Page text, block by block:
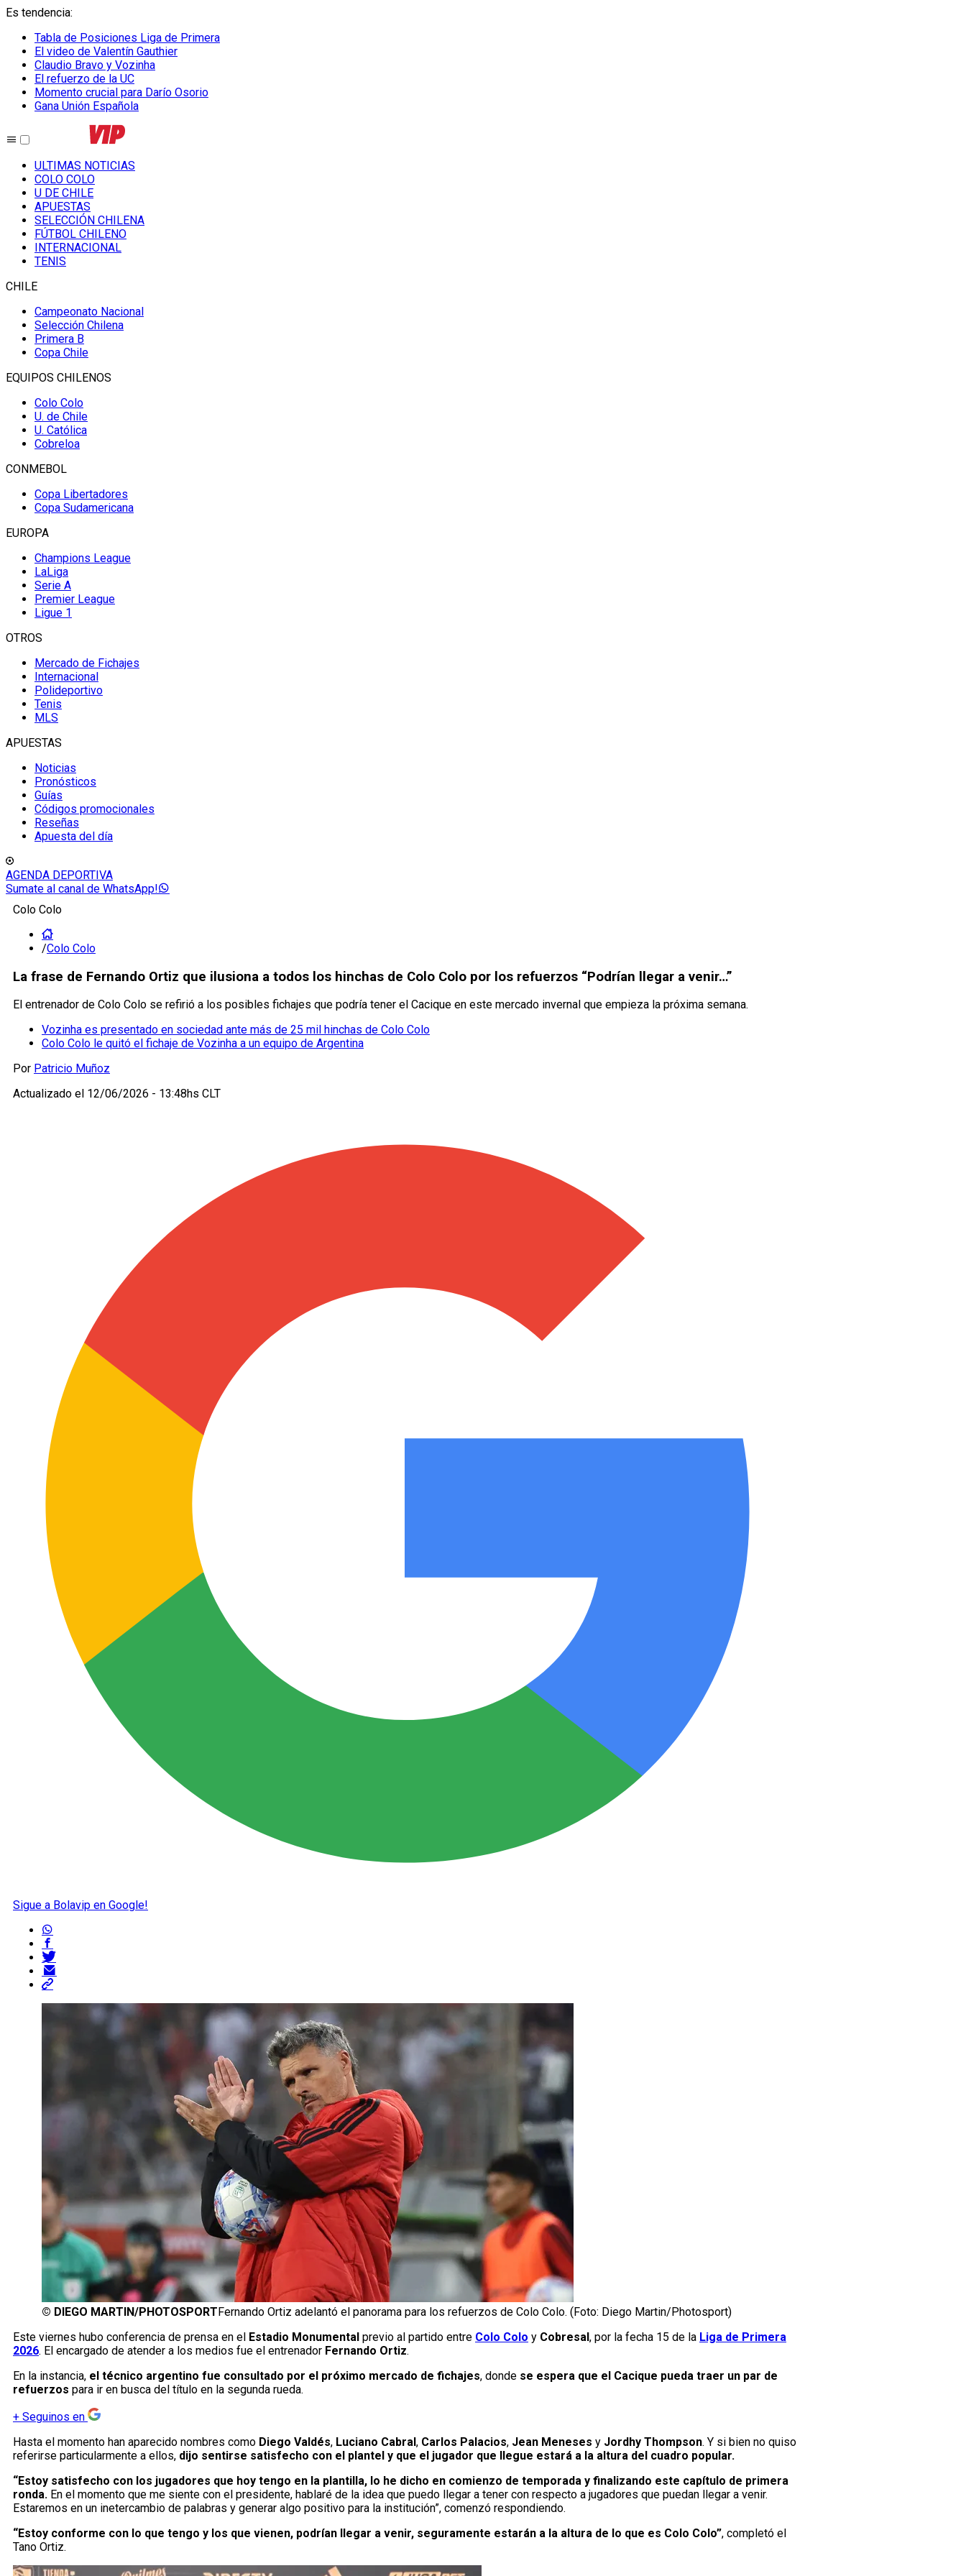
Es tendencia:
Tabla de Posiciones Liga de Primera
El video de Valentín Gauthier
Claudio Bravo y Vozinha
El refuerzo de la UC
Momento crucial para Darío Osorio
Gana Unión Española
ULTIMAS NOTICIAS
COLO COLO
U DE CHILE
APUESTAS
SELECCIÓN CHILENA
FÚTBOL CHILENO
INTERNACIONAL
TENIS
CHILE
Campeonato Nacional
Selección Chilena
Primera B
Copa Chile
EQUIPOS CHILENOS
Colo Colo
U. de Chile
U. Católica
Cobreloa
CONMEBOL
Copa Libertadores
Copa Sudamericana
EUROPA
Champions League
LaLiga
Serie A
Premier League
Ligue 1
OTROS
Mercado de Fichajes
Internacional
Polideportivo
Tenis
MLS
APUESTAS
Noticias
Pronósticos
Guías
Códigos promocionales
Reseñas
Apuesta del día
AGENDA DEPORTIVA
Sumate al canal de WhatsApp!
Colo Colo
/Colo Colo
La frase de Fernando Ortiz que ilusiona a todos los hinchas de Colo Colo por los refuerzos “Podrían llegar a venir…”
El entrenador de Colo Colo se refirió a los posibles fichajes que podría tener el Cacique en este mercado invernal que empieza la próxima semana.
Vozinha es presentado en sociedad ante más de 25 mil hinchas de Colo Colo
Colo Colo le quitó el fichaje de Vozinha a un equipo de Argentina
Por Patricio Muñoz
Actualizado el 12/06/2026 - 13:48hs CLT
Sigue a Bolavip en Google!
© DIEGO MARTIN/PHOTOSPORT Fernando Ortiz adelantó el panorama para los refuerzos de Colo Colo. (Foto: Diego Martin/Photosport)
Este viernes hubo conferencia de prensa en el Estadio Monumental previo al partido entre Colo Colo y Cobresal , por la fecha 15 de la Liga de Primera
2026. El encargado de atender a los medios fue el entrenador Fernando Ortiz.
En la instancia, el técnico argentino fue consultado por el próximo mercado de fichajes, donde se espera que el Cacique pueda traer un par de
refuerzos para ir en busca del título en la segunda rueda.
+ Seguinos en
Hasta el momento han aparecido nombres como Diego Valdés, Luciano Cabral , Carlos Palacios, Jean Meneses y Jordhy Thompson. Y si bien no quiso
referirse particularmente a ellos, dijo sentirse satisfecho con el plantel y que el jugador que llegue estará a la altura del cuadro popular.
“Estoy satisfecho con los jugadores que hoy tengo en la plantilla, lo he dicho en comienzo de temporada y finalizando este capítulo de primera
ronda. En el momento que me siente con el presidente, hablaré de la idea que puedo llegar a tener con respecto a jugadores que puedan llegar a venir.
Estaremos en un inetercambio de palabras y generar algo positivo para la institución”, comenzó respondiendo.
“Estoy conforme con lo que tengo y los que vienen, podrían llegar a venir, seguramente estarán a la altura de lo que es Colo Colo”, completó el
Tano Ortiz.